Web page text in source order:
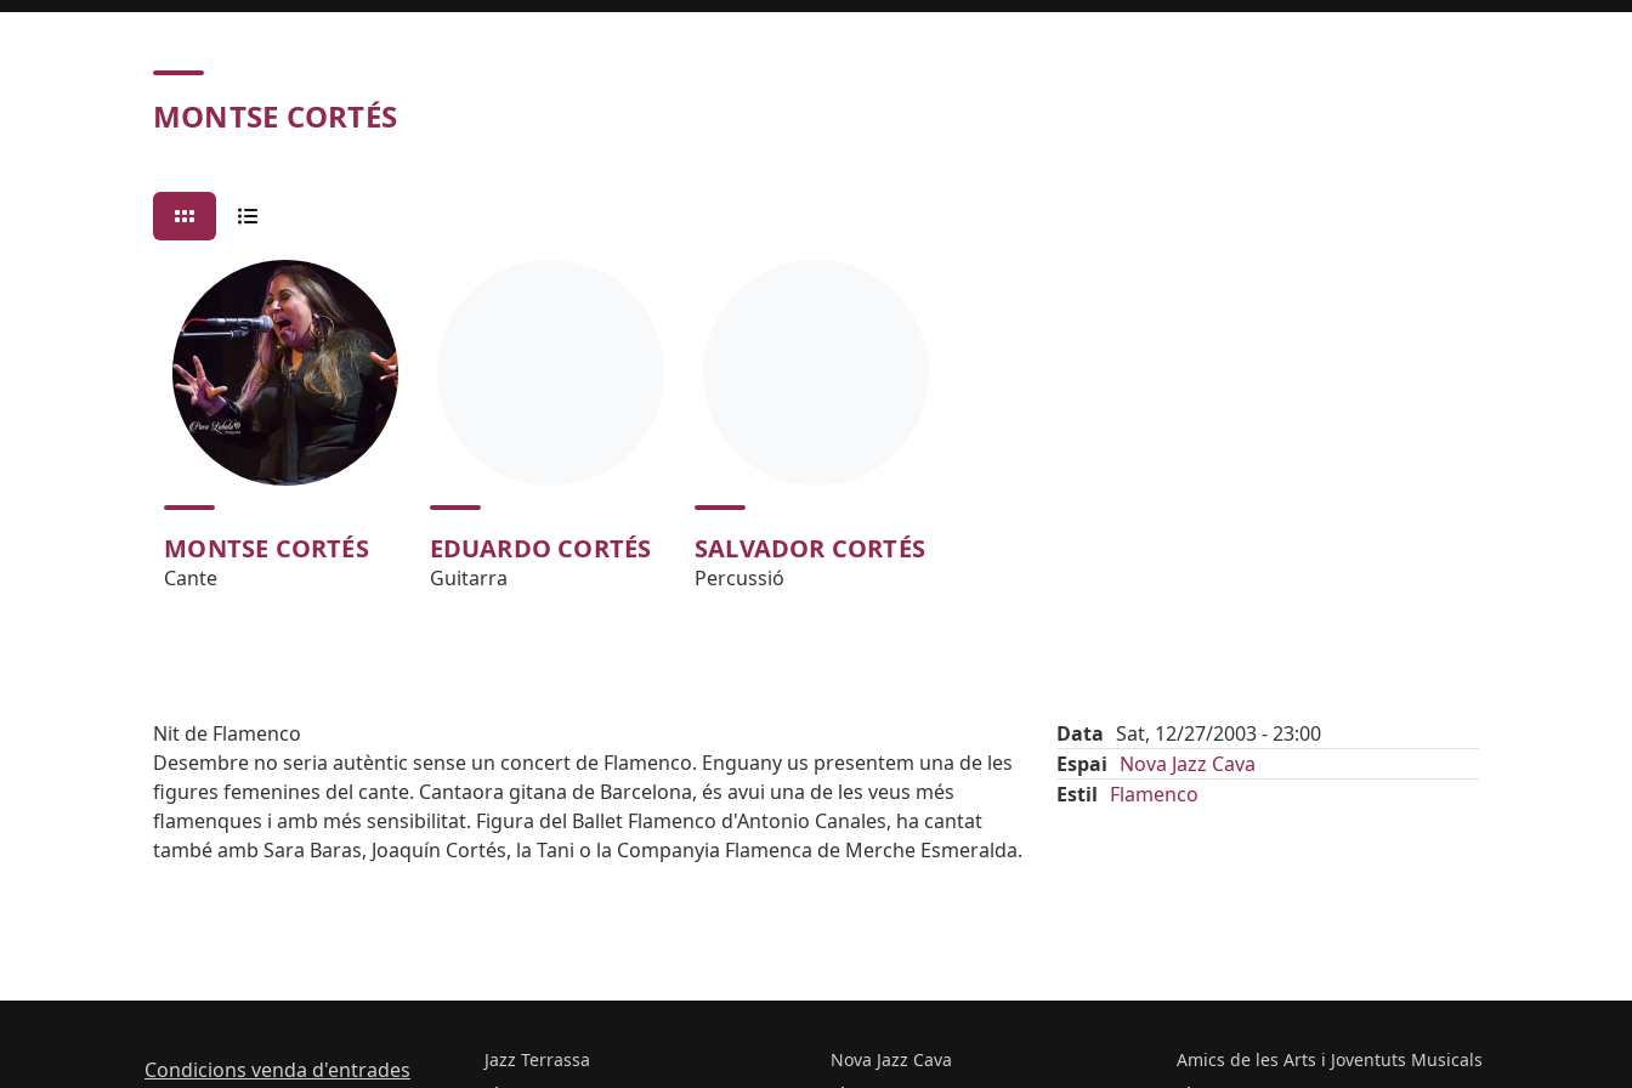
Concert
MONTSE CORTÉS
MONTSE CORTÉS
Cante
EDUARDO CORTÉS
Guitarra
SALVADOR CORTÉS
Percussió
Subtitol
Nit de Flamenco
Body
Desembre no seria autèntic sense un concert de Flamenco. Enguany us presentem una de les
figures femenines del cante. Cantaora gitana de Barcelona, és avui una de les veus més
flamenques i amb més sensibilitat. Figura del Ballet Flamenco d'Antonio Canales, ha cantat
també amb Sara Baras, Joaquín Cortés, la Tani o la Companyia Flamenca de Merche Esmeralda.
Data Sat, 12/27/2003 - 23:00
Espai Nova Jazz Cava
Estil Flamenco
Condicions venda d'entrades Jazz Terrassa Nova Jazz Cava Amics de les Arts i Joventuts Musicals